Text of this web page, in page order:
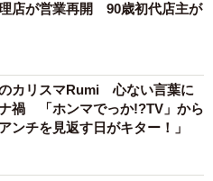
店が営業再開 90歳初代店主が
カリスマRumi 心ない言葉に
禍 「ホンマでっか!?TV」から
チを見返す日がキター！」